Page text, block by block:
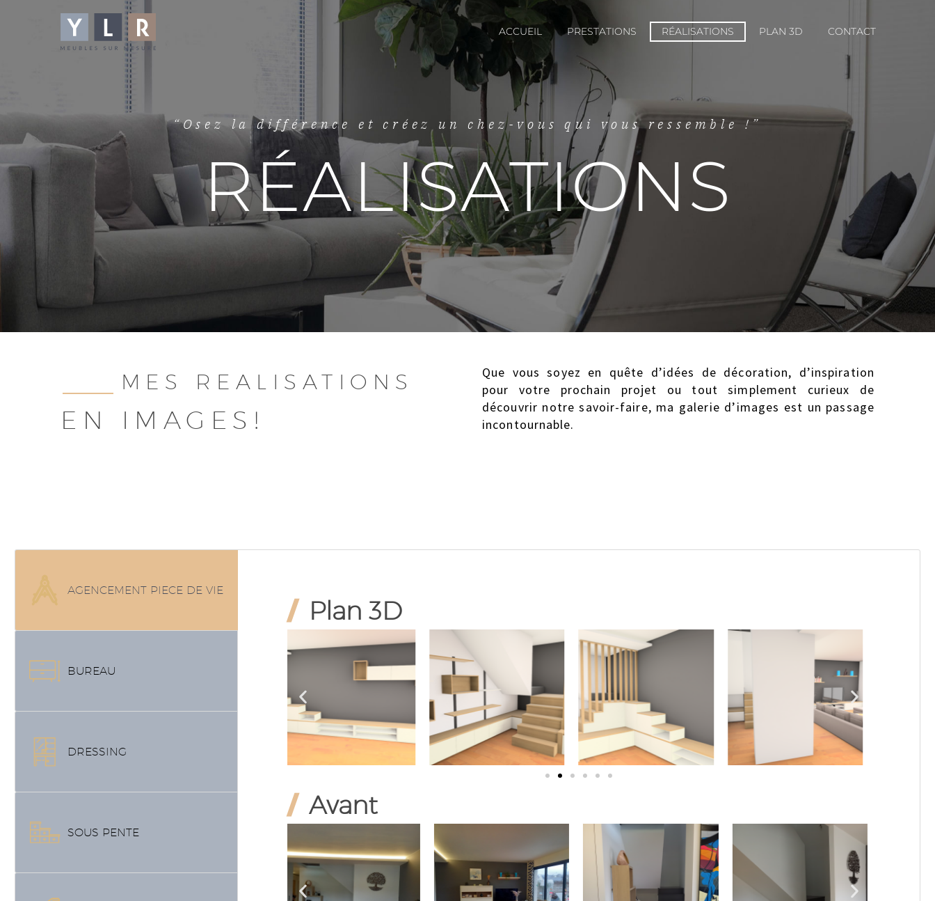
ACCUEIL PRESTATIONS RÉALISATIONS PLAN 3D CONTACT
“Osez la différence et créez un chez-vous qui vous ressemble !”
RÉALISATIONS
MES REALISATIONS
EN IMAGES!
Que vous soyez en quête d’idées de décoration, d’inspiration
pour votre prochain projet ou tout simplement curieux de
découvrir notre savoir-faire, ma galerie d’images est un passage
incontournable.
/ Plan 3D
/ Avant
AGENCEMENT PIECE DE VIE
BUREAU
DRESSING
SOUS PENTE